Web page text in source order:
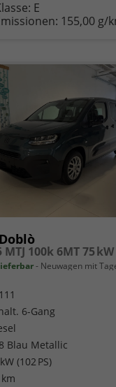
druckenoder
vergleichen
E
155,00 g/
Neuwagen mit
6-Gang
Blau Metallic
(102 PS)